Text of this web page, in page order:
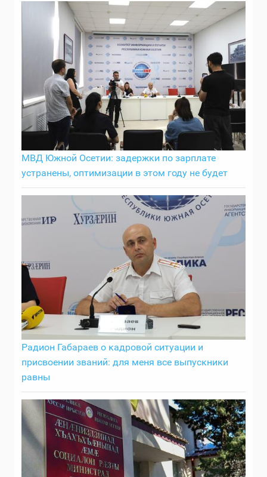
МВД Южной Осетии: задержки по зарплате
устранены, оптимизации в этом году не будет
Радион Габараев о кадровой ситуации и
присвоении званий: для меня все выпускники
равны